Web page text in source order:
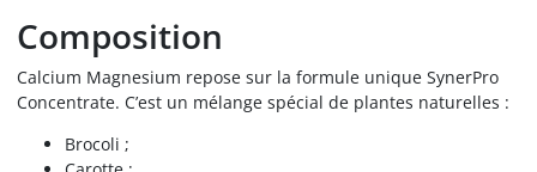
Composition
Calcium Magnesium repose sur la formule unique SynerPro
Concentrate. C’est un mélange spécial de plantes naturelles :
Brocoli ;